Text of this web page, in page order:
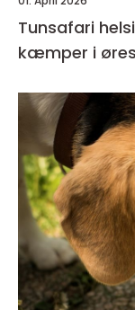
Tunsafari helsingør tæt på
kæmper i